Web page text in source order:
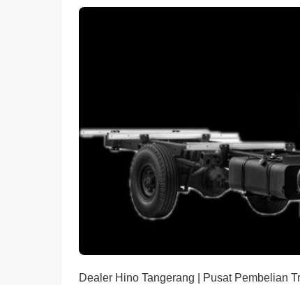
Dealer Hino Tangerang | Pusat Pembelian